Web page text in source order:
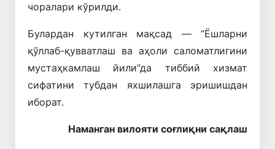
чоралари кўрилди.
Булардан кутилган мақсад — “Ёшларни
қўллаб-қувватлаш ва аҳоли саломатлигини
мустаҳкамлаш йили”да тиббий хизмат
сифатини тубдан яхшилашга эришишдан
иборат.
Наманган вилояти соғлиқни сақлаш